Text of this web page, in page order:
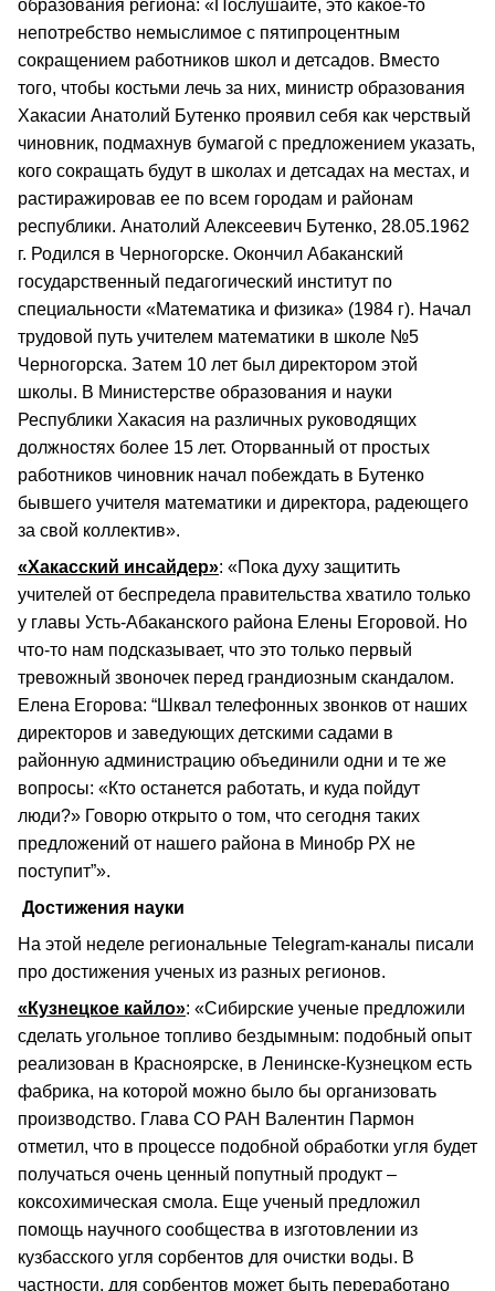
образования региона: «Послушайте, это какое-то
непотребство немыслимое с пятипроцентным
сокращением работников школ и детсадов. Вместо
того, чтобы костьми лечь за них, министр образования
Хакасии Анатолий Бутенко проявил себя как черствый
чиновник, подмахнув бумагой с предложением указать,
кого сокращать будут в школах и детсадах на местах, и
растиражировав ее по всем городам и районам
республики. Анатолий Алексеевич Бутенко, 28.05.1962
г. Родился в Черногорске. Окончил Абаканский
государственный педагогический институт по
специальности «Математика и физика» (1984 г). Начал
трудовой путь учителем математики в школе №5
Черногорска. Затем 10 лет был директором этой
школы. В Министерстве образования и науки
Республики Хакасия на различных руководящих
должностях более 15 лет. Оторванный от простых
работников чиновник начал побеждать в Бутенко
бывшего учителя математики и директора, радеющего
за свой коллектив».
«Хакасский инсайдер»: «Пока духу защитить
учителей от беспредела правительства хватило только
у главы Усть-Абаканского района Елены Егоровой. Но
что-то нам подсказывает, что это только первый
тревожный звоночек перед грандиозным скандалом.
Елена Егорова: “Шквал телефонных звонков от наших
директоров и заведующих детскими садами в
районную администрацию объединили одни и те же
вопросы: «Кто останется работать, и куда пойдут
люди?» Говорю открыто о том, что сегодня таких
предложений от нашего района в Минобр РХ не
поступит”».
Достижения науки
На этой неделе региональные Telegram-каналы писали
про достижения ученых из разных регионов.
«Кузнецкое кайло»: «Сибирские ученые предложили
сделать угольное топливо бездымным: подобный опыт
реализован в Красноярске, в Ленинске-Кузнецком есть
фабрика, на которой можно было бы организовать
производство. Глава СО РАН Валентин Пармон
отметил, что в процессе подобной обработки угля будет
получаться очень ценный попутный продукт –
коксохимическая смола. Еще ученый предложил
помощь научного сообщества в изготовлении из
кузбасского угля сорбентов для очистки воды. В
частности, для сорбентов может быть переработано